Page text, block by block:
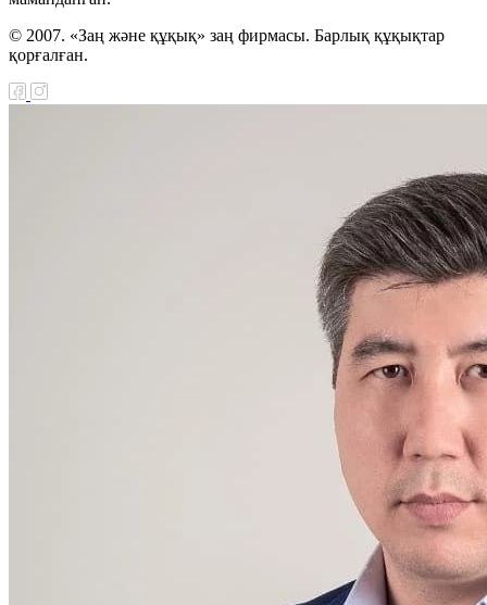
© 2007. «Заң және құқық» заң фирмасы. Барлық құқықтар
қорғалған.